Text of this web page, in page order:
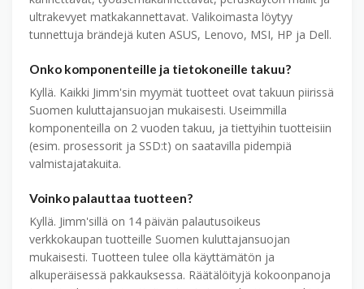
ultra­kevyet matka­kannettavat. Valikoimasta löytyy
tunnettuja brändejä kuten ASUS, Lenovo, MSI, HP ja Dell.
Onko komponenteille ja tietokoneille takuu?
Kyllä. Kaikki Jimm'sin myymät tuotteet ovat takuun piirissä
Suomen kuluttajansuojan mukaisesti. Useimmilla
komponenteilla on 2 vuoden takuu, ja tiettyihin tuotteisiin
(esim. prosessorit ja SSD:t) on saatavilla pidempiä
valmistaja­takuita.
Voinko palauttaa tuotteen?
Kyllä. Jimm'sillä on 14 päivän palautusoikeus
verkkokaupan tuotteille Suomen kuluttajansuojan
mukaisesti. Tuotteen tulee olla käyttämätön ja
alkuperäisessä pakkauksessa. Räätälöityjä kokoonpanoja